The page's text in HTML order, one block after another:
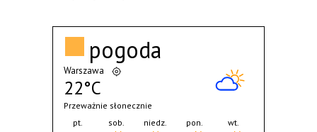
pogoda
Warszawa
22°C
Przeważnie słonecznie
pt.
sob. niedz. pon. wt.